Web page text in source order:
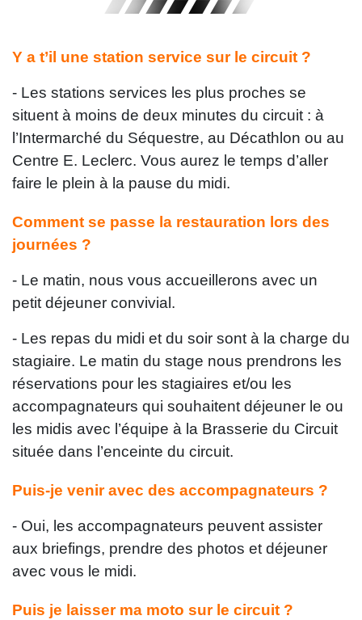
Y a t’il une station service sur le circuit ?
- Les stations services les plus proches se
situent à moins de deux minutes du circuit : à
l’Intermarché du Séquestre, au Décathlon ou au
Centre E. Leclerc. Vous aurez le temps d’aller
faire le plein à la pause du midi.
Comment se passe la restauration lors des
journées ?
- Le matin, nous vous accueillerons avec un
petit déjeuner convivial.
- Les repas du midi et du soir sont à la charge du
stagiaire. Le matin du stage nous prendrons les
réservations pour les stagiaires et/ou les
accompagnateurs qui souhaitent déjeuner le ou
les midis avec l’équipe à la Brasserie du Circuit
située dans l’enceinte du circuit.
Puis-je venir avec des accompagnateurs ?
- Oui, les accompagnateurs peuvent assister
aux briefings, prendre des photos et déjeuner
avec vous le midi.
Puis je laisser ma moto sur le circuit ?